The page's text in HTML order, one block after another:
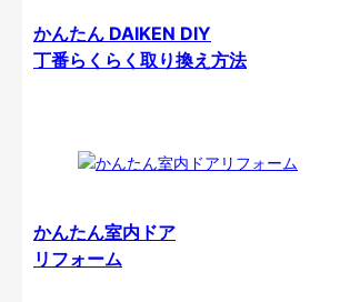
かんたん DAIKEN DIY
丁番らくらく取り換え方法
かんたん室内ドア
リフォーム